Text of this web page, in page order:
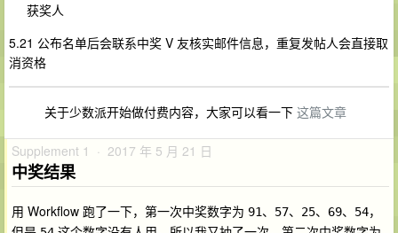
获奖人
5.21 公布名单后会联系中奖 V 友核实邮件信息，重复发帖人会直接取
消资格
关于少数派开始做付费内容，大家可以看一下 这篇文章
Supplement 1 · 2017 年 5 月 21 日
中奖结果
用 Workflow 跑了一下，第一次中奖数字为 91、57、25、69、54，